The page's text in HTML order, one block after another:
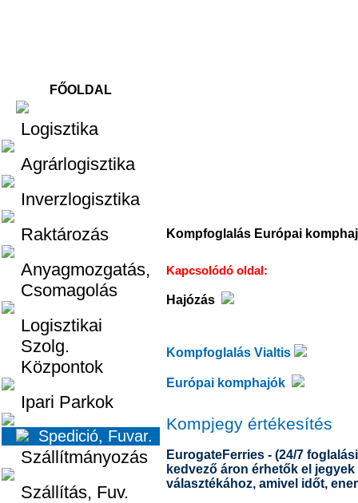
FŐOLDAL
Logisztika
Agrárlogisztika
Inverzlogisztika
Raktározás
Anyagmozgatás,
Csomagolás
Logisztikai
Szolg.
Központok
Ipari Parkok
Spedició, Fuvar.
Szállítmányozás
Szállítás, Fuv.
Kompfoglalás Európai
Kapcsolódó oldal:
Hajózás
Kompfoglalás Vialtis
Európai komphajók
Kompjegy értékesítés
EurogateFerries - (24/7
kedvező áron érhetők el
választékához, amivel időt,